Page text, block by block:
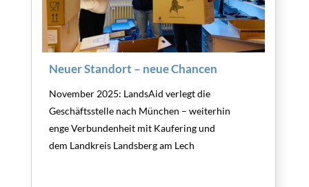
Neuer Standort – neue Chancen
November 2025: LandsAid verlegt die
Geschäftsstelle nach München – weiterhin
enge Verbundenheit mit Kaufering und
dem Landkreis Landsberg am Lech